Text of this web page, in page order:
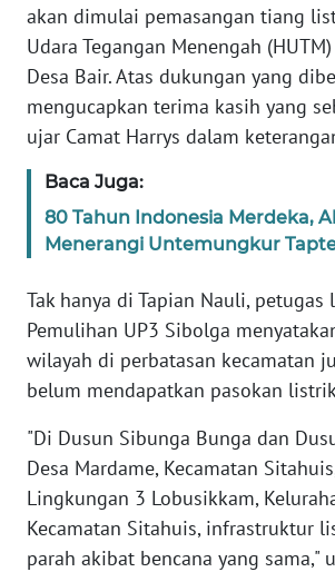
akan dimulai pemasangan tiang
Udara Tegangan Menengah
Desa Bair. Atas dukungan yang
mengucapkan terima kasih yang
ujar Camat Harrys dalam
Baca Juga:
80 Tahun Indonesia Merdeka,
Menerangi Untemungkur
Tak hanya di Tapian Nauli, petugas
Pemulihan UP3 Sibolga
wilayah di perbatasan kecamatan
belum mendapatkan pasokan
"Di Dusun Sibunga Bunga dan
Desa Mardame, Kecamatan
Lingkungan 3 Lobusikkam,
Kecamatan Sitahuis, infrastruktur
parah akibat bencana yang sama,"
WN
SUMBAR
WN
SUMSEL
WN
BENGKULU
JATENG
NUSANTARA
WN
JOGJA